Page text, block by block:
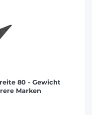
80 - Gewicht
Marken